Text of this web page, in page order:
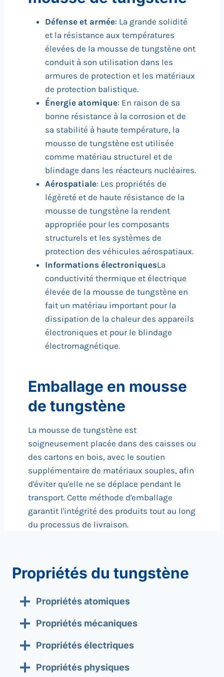
Défense et armée: La grande solidité
et la résistance aux températures
élevées de la mousse de tungstène ont
conduit à son utilisation dans les
armures de protection et les matériaux
de protection balistique.
Énergie atomique: En raison de sa
bonne résistance à la corrosion et de
sa stabilité à haute température, la
mousse de tungstène est utilisée
comme matériau structurel et de
blindage dans les réacteurs nucléaires.
Aérospatiale: Les propriétés de
légèreté et de haute résistance de la
mousse de tungstène la rendent
appropriée pour les composants
structurels et les systèmes de
protection des véhicules aérospatiaux.
Informations électroniquesLa
conductivité thermique et électrique
élevée de la mousse de tungstène en
fait un matériau important pour la
dissipation de la chaleur des appareils
électroniques et pour le blindage
électromagnétique.
Emballage en mousse
de tungstène
La mousse de tungstène est
soigneusement placée dans des caisses ou
des cartons en bois, avec le soutien
supplémentaire de matériaux souples, afin
d'éviter qu'elle ne se déplace pendant le
transport. Cette méthode d'emballage
garantit l'intégrité des produits tout au long
du processus de livraison.
Propriétés du tungstène
Propriétés atomiques
Propriétés mécaniques
Propriétés électriques
Propriétés physiques